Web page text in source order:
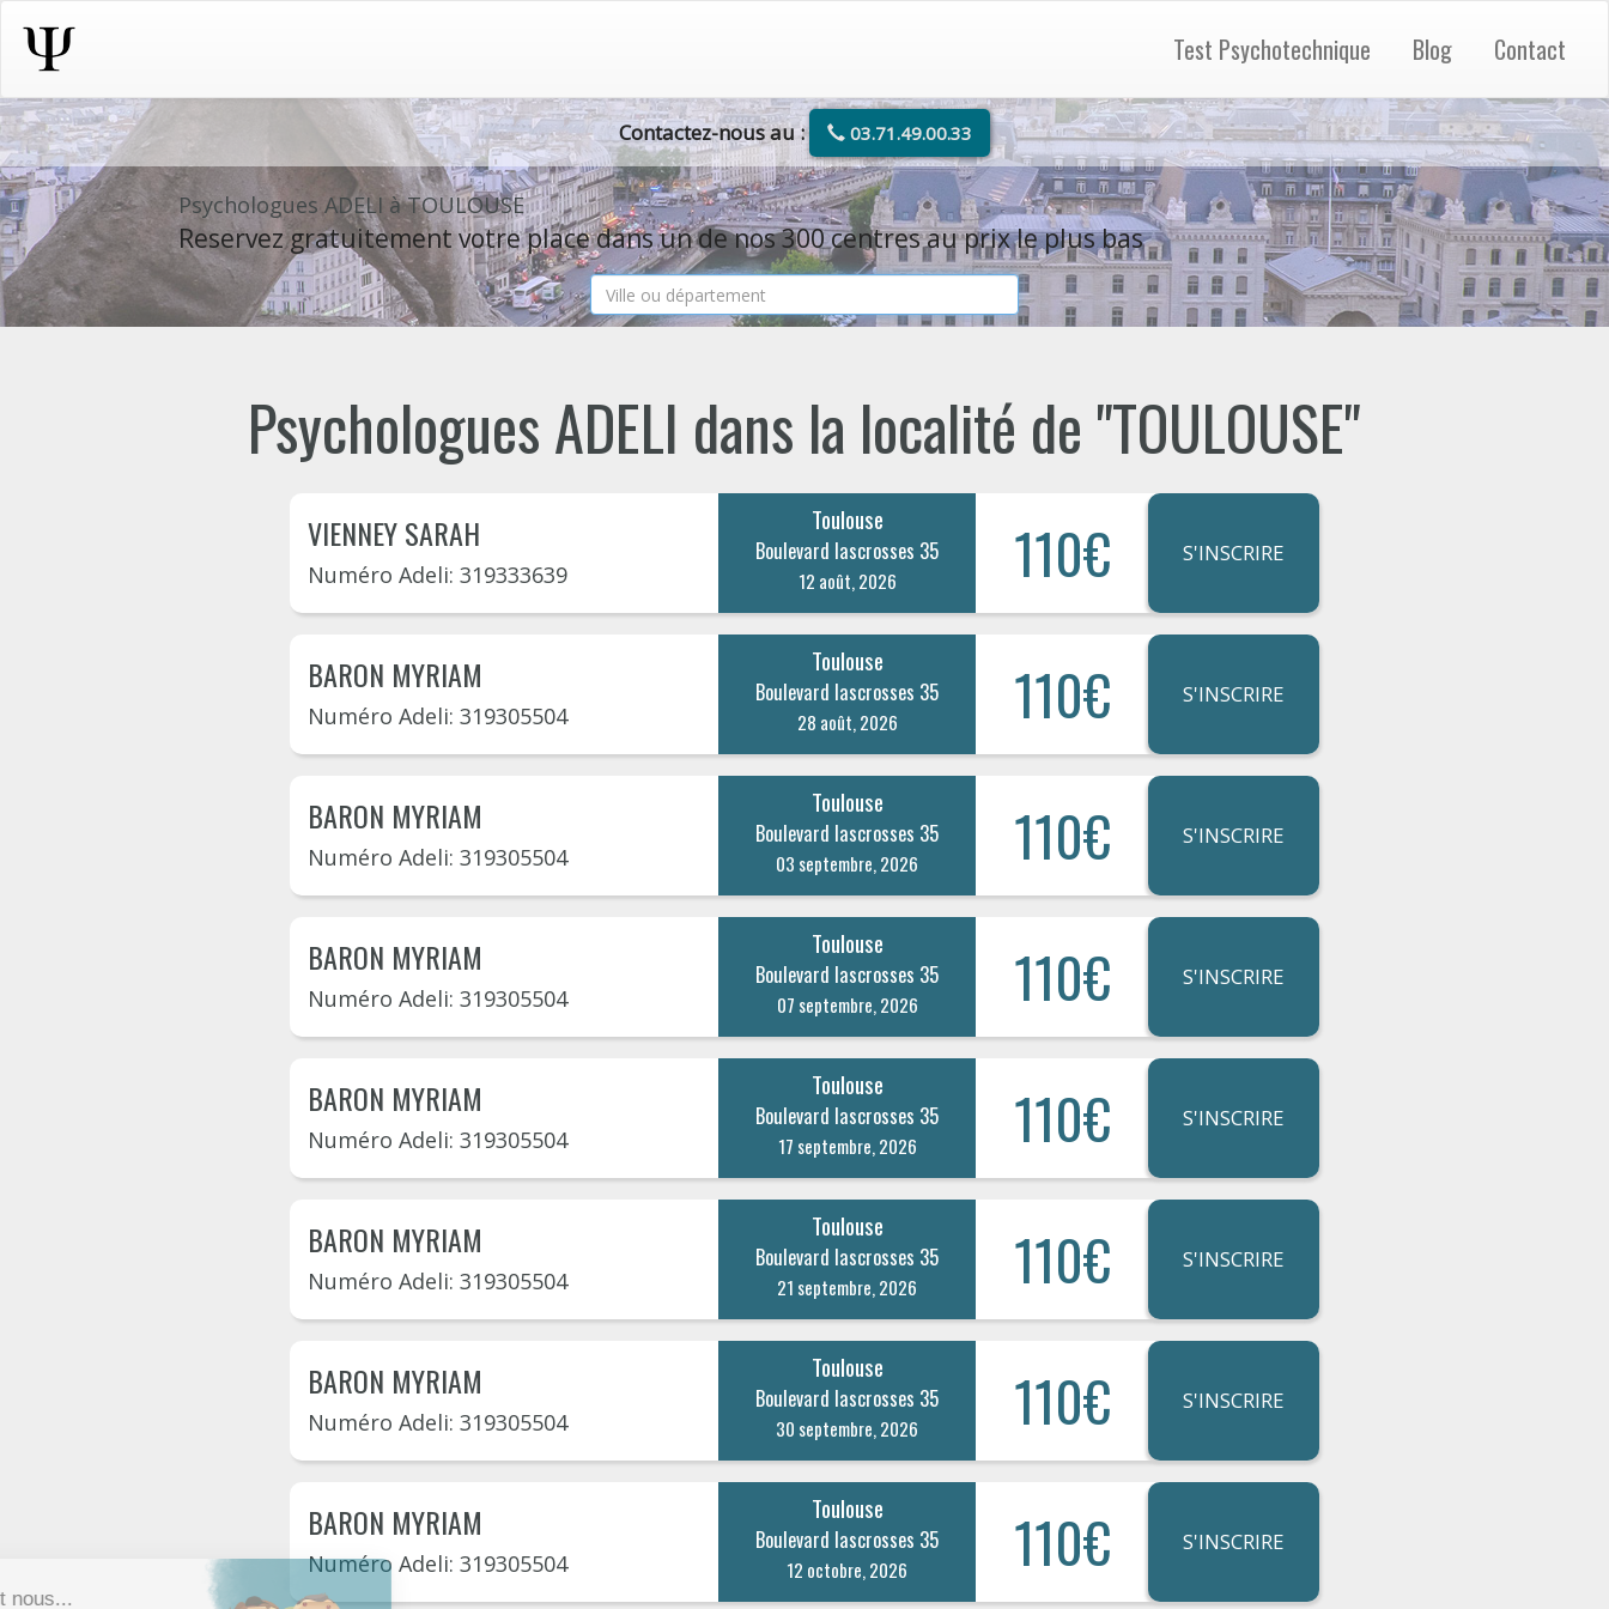
Test Psychotechnique Blog Contact
Contactez-nous au : 03.71.49.00.33
Psychologues ADELI à TOULOUSE
Reservez gratuitement votre place dans un de nos 300 centres au prix le plus bas
Psychologues ADELI dans la localité de "TOULOUSE"
VIENNEY SARAH
Numéro Adeli: 319333639
Toulouse
Boulevard lascrosses 35
12 août, 2026 110€ S'INSCRIRE
BARON MYRIAM
Numéro Adeli: 319305504
Toulouse
Boulevard lascrosses 35
28 août, 2026 110€ S'INSCRIRE
BARON MYRIAM
Numéro Adeli: 319305504
Toulouse
Boulevard lascrosses 35
03 septembre, 2026 110€ S'INSCRIRE
BARON MYRIAM
Numéro Adeli: 319305504
Toulouse
Boulevard lascrosses 35
07 septembre, 2026 110€ S'INSCRIRE
BARON MYRIAM
Numéro Adeli: 319305504
Toulouse
Boulevard lascrosses 35
17 septembre, 2026 110€ S'INSCRIRE
BARON MYRIAM
Numéro Adeli: 319305504
Toulouse
Boulevard lascrosses 35
21 septembre, 2026 110€ S'INSCRIRE
BARON MYRIAM
Numéro Adeli: 319305504
Toulouse
Boulevard lascrosses 35
30 septembre, 2026 110€ S'INSCRIRE
BARON MYRIAM
Numéro Adeli: 319305504
Toulouse
Boulevard lascrosses 35
12 octobre, 2026 110€ S'INSCRIRE